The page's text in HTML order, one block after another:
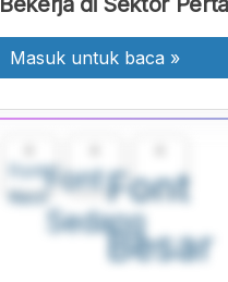
Font
Kecil
Font
Sedang
Font
Besar
Masuk untuk baca »